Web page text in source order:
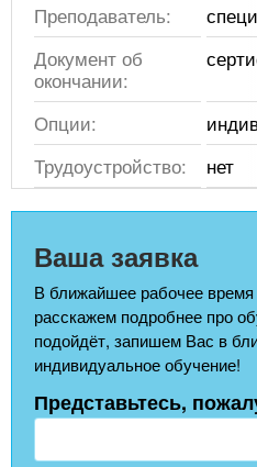
Преподаватель:
Документ об
окончании:
Опции:
Трудоустройство:
нет
Ваша заявка
В ближайшее рабочее
расскажем подробнее про
подойдёт, запишем Вас в
индивидуальное обучение!
Представьтесь,